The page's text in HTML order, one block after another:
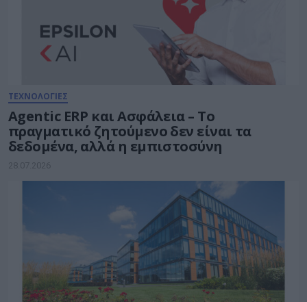
ΤΕΧΝΟΛΟΓΙΕΣ
Agentic ERP και Ασφάλεια – Το
πραγματικό ζητούμενο δεν είναι τα
δεδομένα, αλλά η εμπιστοσύνη
28.07.2026